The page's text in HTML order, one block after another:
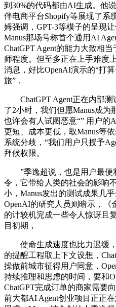
到30%的代码都由AI生成。他
伴电商平台Shopify等展现了系
姆强调，GPT-3等模子的呈现
Manus那场号称首个通用AI
ChatGPT Agent的能力大致相
师程度。但至多正在上手难度
消息，好比OpenAI演示的“打
旅”，
ChatGPT Agent正在内部测
了2小时，我们但愿Manus成为
也许会有人试图恶意“” 用户的
更短、成本更低，取Manus等
系统分歧，“我们用户只授予
拜候权限。
”季逸超说，也是用户最便
令，它带给人类的社会的影响
小，Manus发出的测试成果几
OpenAI的研究人员则暗示，《
的计较机完成一些令人惊讶且
目初期，
使命生成速度也比力迟缓，
的提醒工程取上下文设想，
操做前城市征得用户同意，
持续推理和思虑的时间，要和
ChatGPT完成订单的商家需要
前大都AI Agent创业项目正正